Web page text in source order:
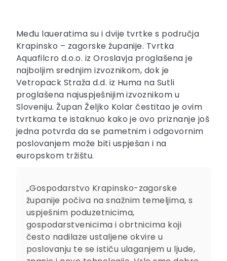
Među laueratima su i dvije tvrtke s područja
Krapinsko – zagorske županije. Tvrtka
Aquafilcro d.o.o. iz Oroslavja proglašena je
najboljim srednjim izvoznikom, dok je
Vetropack Straža d.d. iz Huma na Sutli
proglašena najuspješnijim izvoznikom u
Sloveniju. Župan Željko Kolar čestitao je ovim
tvrtkama te istaknuo kako je ovo priznanje još
jedna potvrda da se pametnim i odgovornim
poslovanjem može biti uspješan i na
europskom tržištu.
„Gospodarstvo Krapinsko-zagorske
županije počiva na snažnim temeljima, s
uspješnim poduzetnicima,
gospodarstvenicima i obrtnicima koji
često nadilaze ustaljene okvire u
poslovanju te se ističu ulaganjem u ljude,